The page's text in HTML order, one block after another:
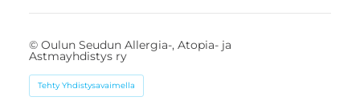
© Oulun Seudun Allergia-, Atopia- ja
Astmayhdistys ry
Tehty Yhdistysavaimella